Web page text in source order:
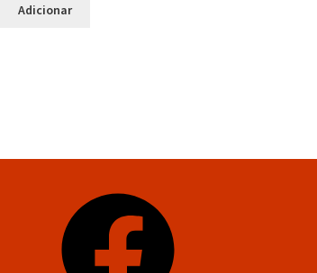
Adicionar